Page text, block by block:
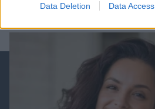
Data Deletion Data Access
Best of Network